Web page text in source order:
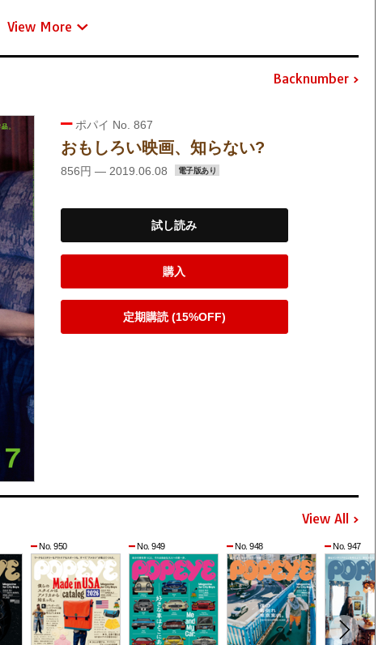
View More
Backnumber
ポパイ No. 867
おもしろい映画、知らない?
856円 — 2019.06.08 電子版あり
試し読み
購入
定期購読 (15%OFF)
View All
No. 950 No. 949 No. 948 No. 947